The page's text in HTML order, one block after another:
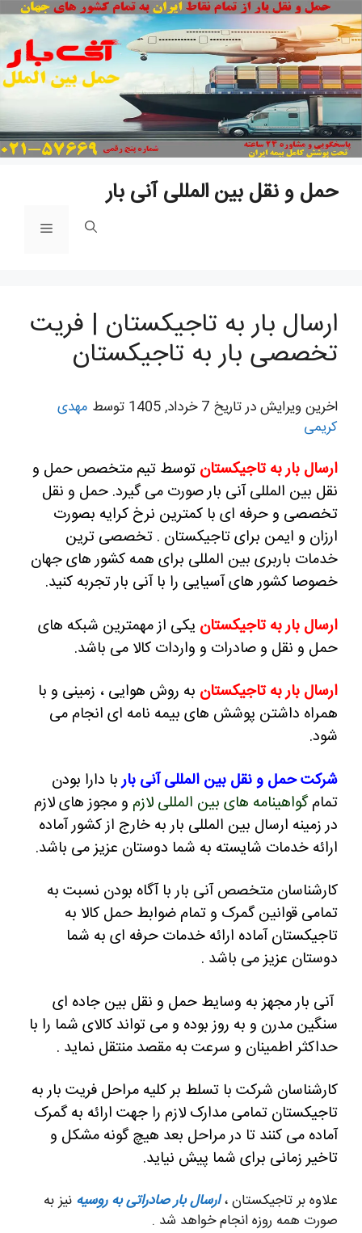
حمل و نقل بین المللی آنی بار
فهرست
ارسال بار به تاجیکستان | فریت
تخصصی بار به تاجیکستان
اخرین ویرایش در تاریخ 7 خرداد, 1405 توسط
مهدی
کریمی
ارسال بار به تاجیکستان توسط تیم متخصص حمل و
نقل بین المللی آنی بار صورت می گیرد. حمل و نقل
تخصصی و حرفه ای با کمترین نرخ کرایه بصورت
ارزان و ایمن برای تاجیکستان . تخصصی ترین
خدمات باربری بین المللی برای همه کشور های جهان
خصوصا کشور های آسیایی را با آنی بار تجربه کنید.
ارسال بار به تاجیکستان یکی از مهمترین شبکه های
حمل و نقل و صادرات و واردات کالا می باشد.
ارسال بار به تاجیکستان به روش هوایی ، زمینی و با
همراه داشتن پوشش های بیمه نامه ای انجام می
شود.
شرکت حمل و نقل بین المللی آنی باربا دارا بودن
تمامگواهینامه های بین المللی لازم و مجوز های لازم
در زمینه ارسال بین المللی بار به خارج از کشور آماده
ارائه خدمات شایسته به شما دوستان عزیز می باشد.
کارشناسان متخصص آنی بار با آگاه بودن نسبت به
تمامی قوانین گمرک و تمام ضوابط حمل کالا به
تاجیکستان آماده ارائه خدمات حرفه ای به شما
دوستان عزیز می باشد .
آنی بار مجهز به وسایط حمل و نقل بین جاده ای
سنگین مدرن و به روز بوده و می تواند کالای شما را با
حداکثر اطمینان و سرعت به مقصد منتقل نماید .
کارشناسان شرکت با تسلط بر کلیه مراحل فریت بار به
تاجیکستان تمامی مدارک لازم را جهت ارائه به گمرک
آماده می کنند تا در مراحل بعد هیچ گونه مشکل و
تاخیر زمانی برای شما پیش نیاید.
علاوه بر تاجیکستان ،ارسال بار صادراتی به روسیه نیز به
صورت همه روزه انجام خواهد شد .